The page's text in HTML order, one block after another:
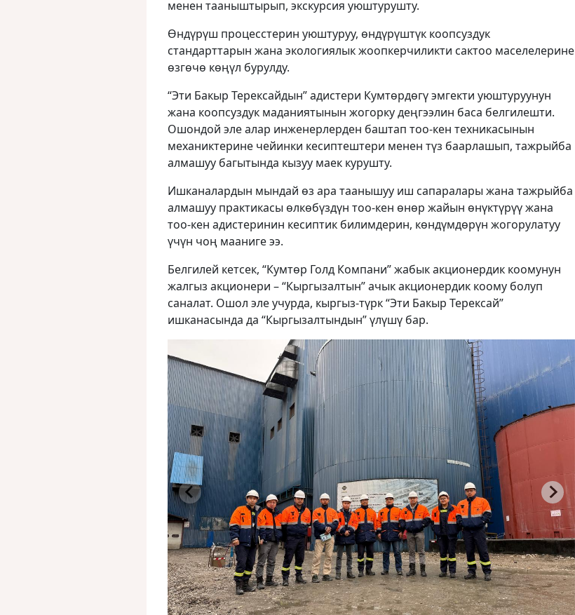
менен тааныштырып, экскурсия уюштурушту.
Өндүрүш процесстерин уюштуруу, өндүрүштүк коопсуздук
стандарттарын жана экологиялык жоопкерчиликти сактоо маселелерине
өзгөчө көңүл бурулду.
“Эти Бакыр Терексайдын” адистери Кумтөрдөгү эмгекти уюштуруунун
жана коопсуздук маданиятынын жогорку деңгээлин баса белгилешти.
Ошондой эле алар инженерлерден баштап тоо-кен техникасынын
механиктерине чейинки кесиптештери менен түз баарлашып, тажрыйба
алмашуу багытында кызуу маек курушту.
Ишканалардын мындай өз ара таанышуу иш сапаралары жана тажрыйба
алмашуу практикасы өлкөбүздүн тоо-кен өнөр жайын өнүктүрүү жана
тоо-кен адистеринин кесиптик билимдерин, көндүмдөрүн жогорулатуу
үчүн чоң мааниге ээ.
Белгилей кетсек, “Кумтөр Голд Компани” жабык акционердик коомунун
жалгыз акционери – “Кыргызалтын” ачык акционердик коому болуп
саналат. Ошол эле учурда, кыргыз-түрк “Эти Бакыр Терексай”
ишканасында да “Кыргызалтындын” үлүшү бар.